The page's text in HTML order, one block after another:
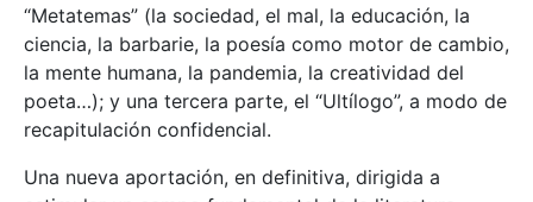
“Metatemas” (la sociedad, el mal, la educación, la
ciencia, la barbarie, la poesía como motor de cambio,
la mente humana, la pandemia, la creatividad del
poeta…); y una tercera parte, el “Ultílogo”, a modo de
recapitulación confidencial.
Una nueva aportación, en definitiva, dirigida a